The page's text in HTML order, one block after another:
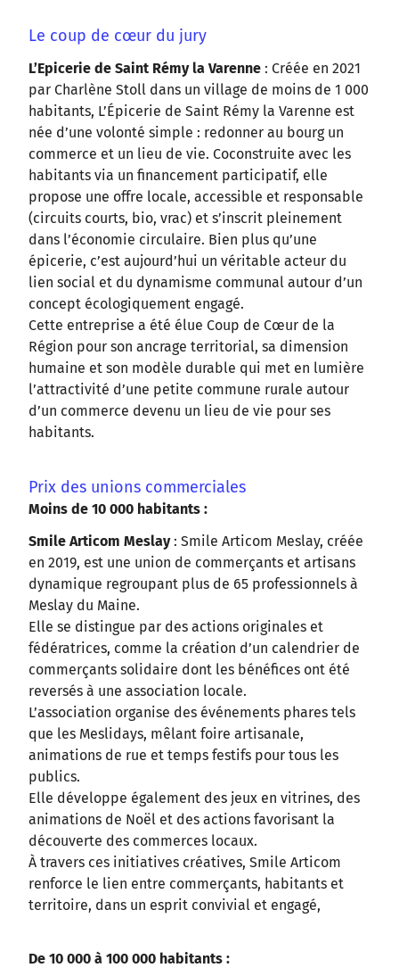
Le coup de cœur du jury
L’Epicerie de Saint Rémy la Varenne : Créée en 2021
par Charlène Stoll dans un village de moins de 1 000
habitants, L’Épicerie de Saint Rémy la Varenne est
née d’une volonté simple : redonner au bourg un
commerce et un lieu de vie. Coconstruite avec les
habitants via un financement participatif, elle
propose une offre locale, accessible et responsable
(circuits courts, bio, vrac) et s’inscrit pleinement
dans l’économie circulaire. Bien plus qu’une
épicerie, c’est aujourd’hui un véritable acteur du
lien social et du dynamisme communal autour d’un
concept écologiquement engagé.
Cette entreprise a été élue Coup de Cœur de la
Région pour son ancrage territorial, sa dimension
humaine et son modèle durable qui met en lumière
l’attractivité d’une petite commune rurale autour
d’un commerce devenu un lieu de vie pour ses
habitants.
Prix des unions commerciales
Moins de 10 000 habitants :
Smile Articom Meslay: Smile Articom Meslay, créée
en 2019, est une union de commerçants et artisans
dynamique regroupant plus de 65 professionnels à
Meslay du Maine.
Elle se distingue par des actions originales et
fédératrices, comme la création d’un calendrier de
commerçants solidaire dont les bénéfices ont été
reversés à une association locale.
L’association organise des événements phares tels
que les Meslidays, mêlant foire artisanale,
animations de rue et temps festifs pour tous les
publics.
Elle développe également des jeux en vitrines, des
animations de Noël et des actions favorisant la
découverte des commerces locaux.
À travers ces initiatives créatives, Smile Articom
renforce le lien entre commerçants, habitants et
territoire, dans un esprit convivial et engagé,
De 10 000 à 100 000 habitants :